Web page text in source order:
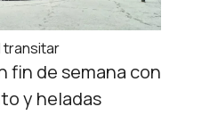
transitar
fin de semana con
y heladas